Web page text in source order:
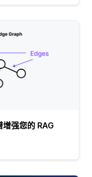
强您的 RAG